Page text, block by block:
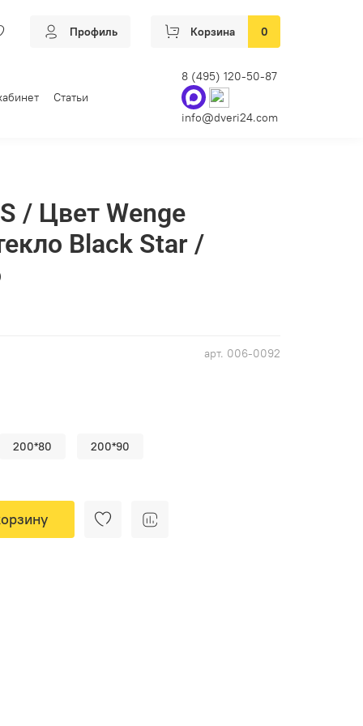
Профиль Корзина 0
Статьи
8 (495) 120-50-87
info@dveri24.com
арт. 006-0092
/ Цвет Wenge
Black Star /
200*80 200*90